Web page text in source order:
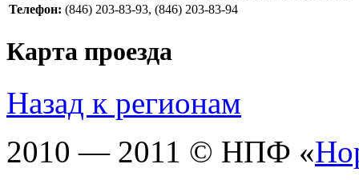
Телефон: (846) 203-83-93, (846) 203-83-94
Карта проезда
Назад к регионам
2010 — 2011 © НПФ «